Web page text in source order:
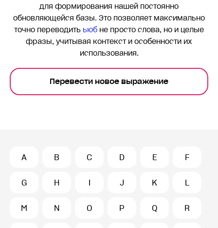
для формирования нашей постоянно
обновляющейся базы. Это позволяет максимально
точно переводить ьюб не просто слова, но и целые
фразы, учитывая контекст и особенности их
использования.
Перевести новое выражение
A B C D E F
G H I J K L
M N O P Q R